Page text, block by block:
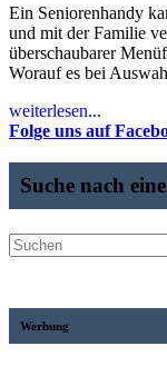
Ein Seniorenhandy
und mit der Familie
überschaubarer
Worauf es bei
weiterlesen...
für
Begleiter
im
Folge uns auf
Suche nach
Werbung